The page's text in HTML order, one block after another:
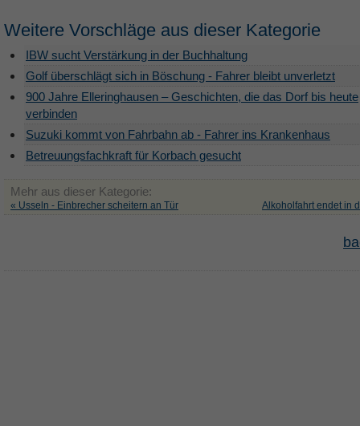
Weitere Vorschläge aus dieser Kategorie
IBW sucht Verstärkung in der Buchhaltung
Golf überschlägt sich in Böschung - Fahrer bleibt unverletzt
900 Jahre Elleringhausen – Geschichten, die das Dorf bis heute
verbinden
Suzuki kommt von Fahrbahn ab - Fahrer ins Krankenhaus
Betreuungsfachkraft für Korbach gesucht
Mehr aus dieser Kategorie:
« Usseln - Einbrecher scheitern an Tür Alkoholfahrt endet in